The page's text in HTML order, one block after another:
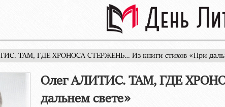
ТАМ, ГДЕ ХРОНОСА СТЕРЖЕНЬ… Из книги стихов «При
Олег АЛИТИС. ТАМ, ГДЕ
дальнем свете»